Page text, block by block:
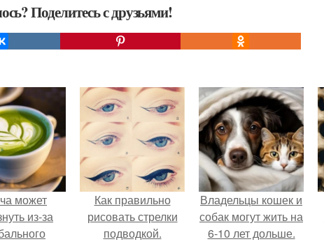
Поделитесь с друзьями!
может
из-за
Как правильно
рисовать стрелки
подводкой.
Владельцы кошек и
собак могут жить на
6-10 лет дольше.